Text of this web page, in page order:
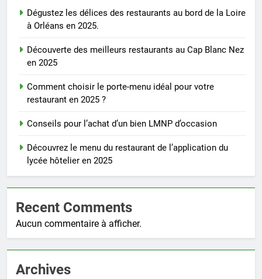
Dégustez les délices des restaurants au bord de la Loire
à Orléans en 2025.
Découverte des meilleurs restaurants au Cap Blanc Nez
en 2025
Comment choisir le porte-menu idéal pour votre
restaurant en 2025 ?
Conseils pour l’achat d’un bien LMNP d’occasion
Découvrez le menu du restaurant de l’application du
lycée hôtelier en 2025
Recent Comments
Aucun commentaire à afficher.
Archives